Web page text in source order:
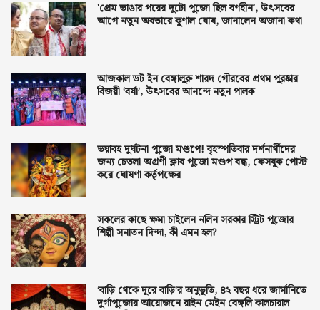
'প্রেম ভাঙার পরের দুটো পুজো ছিল বর্ণহীন', উৎসবের
আগে নতুন অবতারে কুণাল ঘোষ, জানালেন অজানা কথা
আজকাল ডট ইন বেঙ্গালুরু শারদ গৌরবের প্রথম পুরষ্কার
বিজয়ী ‘বর্ষা’, উৎসবের আনন্দে নতুন পালক
ভয়াবহ দুর্ঘটনা পুজো মণ্ডপে! বৃহস্পতিবার দর্শনার্থীদের
জন্য চেতলা অগ্রণী ক্লাব পুজো মণ্ডপ বন্ধ, ফেসবুক পোস্ট
করে ঘোষণা কর্তৃপক্ষের
সকলের কাছে ক্ষমা চাইলেন নলিন সরকার স্ট্রিট পুজোর
শিল্পী সনাতন দিন্দা, কী এমন হল?
‘বাড়ি থেকে দূরে বাড়ি’র অনুভূতি, ৪২ বছর ধরে জার্মানিতে
দুর্গাপুজোর আয়োজনে রাইন মেইন বেঙ্গলি কালচারাল